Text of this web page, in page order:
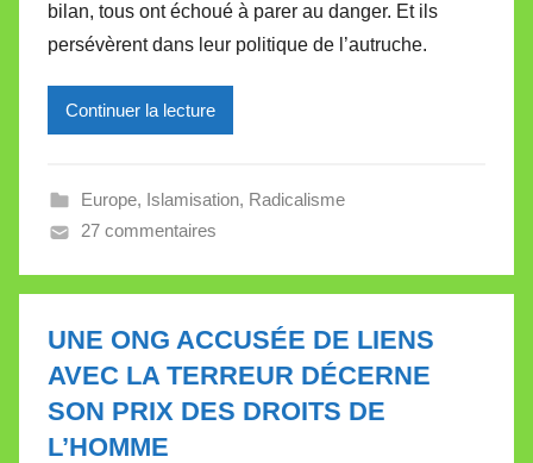
i
r
e
l
t
t
bilan, tous ont échoué à parer au danger. Et ils
persévèrent dans leur politique de l’autruche.
Continuer la lecture
Europe, Islamisation, Radicalisme
27 commentaires
UNE ONG ACCUSÉE DE LIENS
AVEC LA TERREUR DÉCERNE
SON PRIX DES DROITS DE
L’HOMME